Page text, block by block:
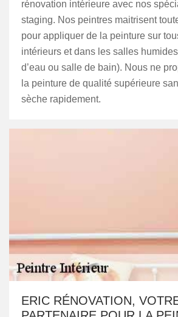
rénovation intérieure avec nos
staging. Nos peintres maitrisent
pour appliquer de la peinture sur
intérieurs et dans les salles
d’eau ou salle de bain). Nous ne
la peinture de qualité supérieure
sèche rapidement.
ERIC RÉNOVATION,